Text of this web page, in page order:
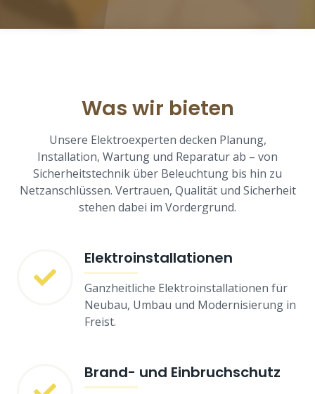
Was wir bieten
Unsere Elektroexperten decken Planung,
Installation, Wartung und Reparatur ab – von
Sicherheitstechnik über Beleuchtung bis hin zu
Netzanschlüssen. Vertrauen, Qualität und Sicherheit
stehen dabei im Vordergrund.
Elektroinstallationen
Ganzheitliche Elektroinstallationen für
Neubau, Umbau und Modernisierung in
Freist.
Brand- und Einbruchschutz